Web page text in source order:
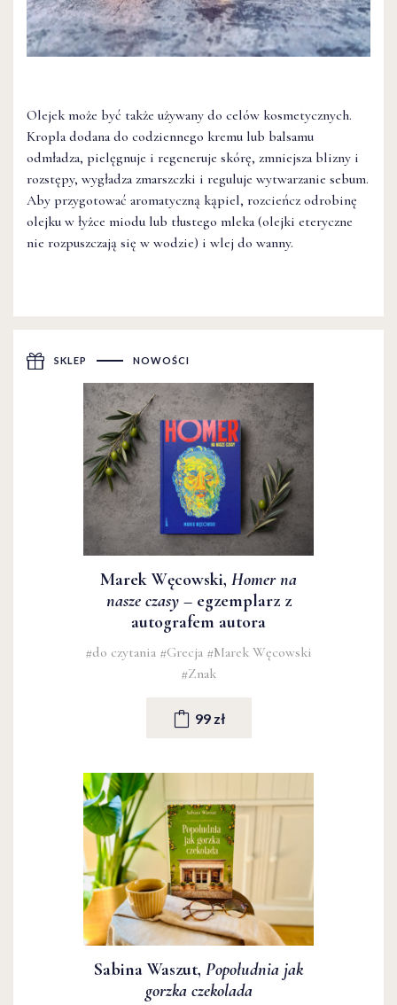
Olejek może być także używany do celów kosmetycznych.
Kropla dodana do codziennego kremu lub balsamu
odmładza, pielęgnuje i regeneruje skórę, zmniejsza blizny i
rozstępy, wygładza zmarszczki i reguluje wytwarzanie sebum.
Aby przygotować aromatyczną kąpiel, rozcieńcz odrobinę
olejku w łyżce miodu lub tłustego mleka (olejki eteryczne
nie rozpuszczają się w wodzie) i wlej do wanny.
SKLEP NOWOŚCI
Marek Węcowski, Homer na
nasze czasy– egzemplarz z
autografem autora
#do czytania #Grecja #Marek Węcowski
#Znak
99 zł
Sabina Waszut, Popołudnia jak
gorzka czekolada